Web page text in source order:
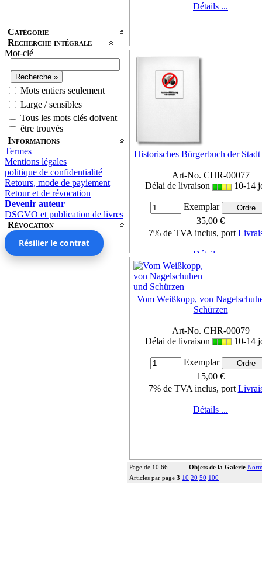
Catégorie
Recherche intégrale
Mot-clé
Mots entiers seulement
Large / sensibles
Tous les mots clés doivent
être trouvés
Informations
Termes
Mentions légales
politique de confidentialité
Retours, mode de payiement
Retour et de révocation
Devenir auteur
DSGVO et publication de livres
Révocation
Résilier le contrat
Détails ...
Historisches Bürgerbuch der
Art-No. CHR-00077
Délai de livraison
10-14
Exemplar
35,00 €
7% de TVA inclus, port
Détails ...
Vom Weißkopp, von
Schürzen
Art-No. CHR-00079
Délai de livraison
10-14
Exemplar
15,00 €
7% de TVA inclus, port
Détails ...
Page de 10 66 Objets de la Galerie
Articles par page 3 10 20 50 100